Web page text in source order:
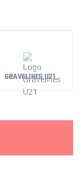
GRAVELINES U21